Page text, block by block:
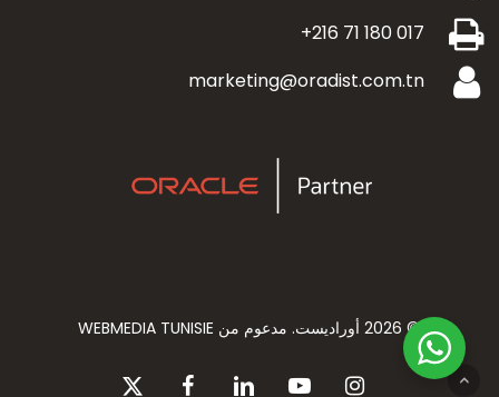
+216 71 180 017
marketing@oradist.com.tn
© 2026 أوراديست. مدعوم من WEBMEDIA TUNISIE
X-
Facebook LinkedinYoutubeInstagram